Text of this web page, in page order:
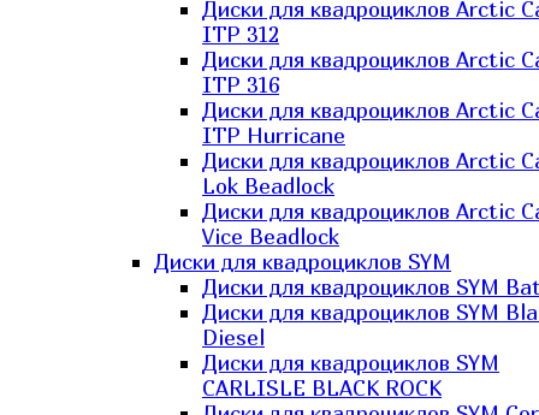
Диски для квадроциклов Arctic
ITP 312
Диски для квадроциклов Arctic
ITP 316
Диски для квадроциклов Arctic
ITP Hurricane
Диски для квадроциклов Arctic
Lok Beadlock
Диски для квадроциклов Arctic
Vice Beadlock
Диски для квадроциклов SYM
Диски для квадроциклов SYM
Диски для квадроциклов SYM
Diesel
Диски для квадроциклов SYM
CARLISLE BLACK ROCK